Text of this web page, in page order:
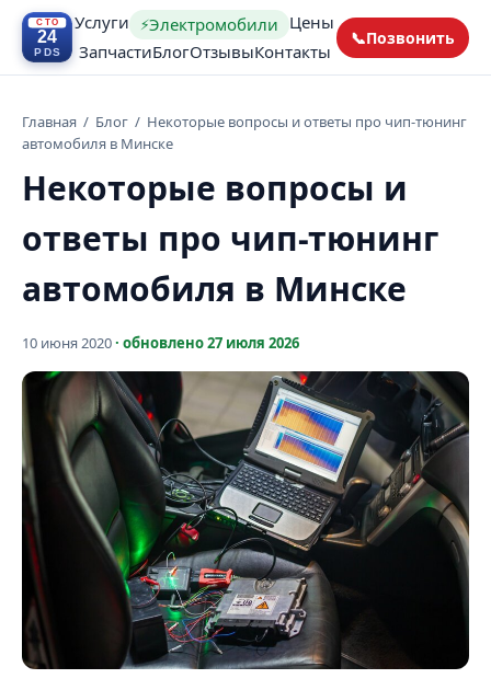
Услуги ⚡Электромобили Цены
ЗапчастиБлогОтзывыКонтакты
📞Позвонить
Главная / Блог / Некоторые вопросы и ответы про чип-тюнинг
автомобиля в Минске
Некоторые вопросы и
ответы про чип-тюнинг
автомобиля в Минске
10 июня 2020· обновлено27 июля 2026